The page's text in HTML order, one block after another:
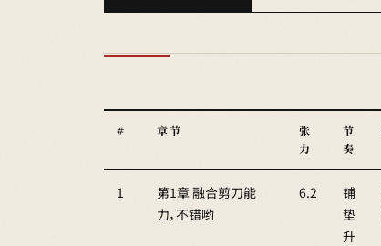
# 章节
张
力
节
奏
1
第1章 融合剪刀能
力，不错哟
6.2
铺
垫
升